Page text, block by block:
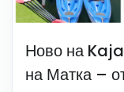
Ново на
на Матка –